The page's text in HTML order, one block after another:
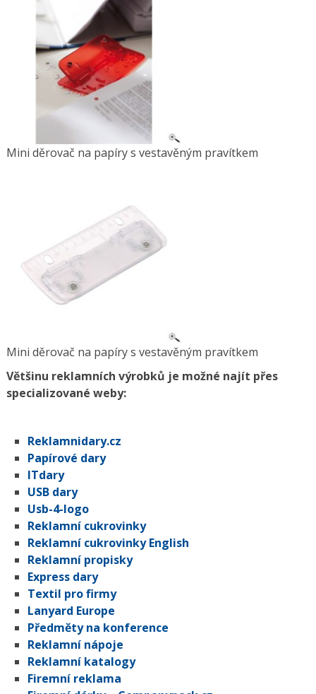
Mini děrovač na papíry s vestavěným pravítkem
Mini děrovač na papíry s vestavěným pravítkem
Většinu reklamních výrobků je možné najít přes
specializované weby:
Reklamnidary.cz
Papírové dary
ITdary
USB dary
Usb-4-logo
Reklamní cukrovinky
Reklamní cukrovinky English
Reklamní propisky
Express dary
Textil pro firmy
Lanyard Europe
Předměty na konference
Reklamní nápoje
Reklamní katalogy
Firemní reklama